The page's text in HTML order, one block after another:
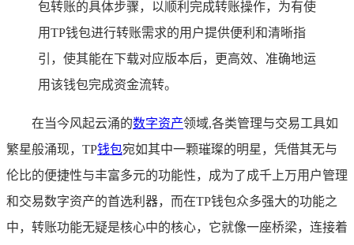
包转账的具体步骤，以顺利完成转账操作，为有使
用TP钱包进行转账需求的用户提供便利和清晰指
引，使其能在下载对应版本后，更高效、准确地运
用该钱包完成资金流转。
在当今风起云涌的数字资产领域,各类管理与交易工具如
繁星般涌现，TP钱包宛如其中一颗璀璨的明星，凭借其无与
伦比的便捷性与丰富多元的功能性，成为了成千上万用户管理
和交易数字资产的首选利器，而在TP钱包众多强大的功能之
中，转账功能无疑是核心中的核心，它就像一座桥梁，连接着